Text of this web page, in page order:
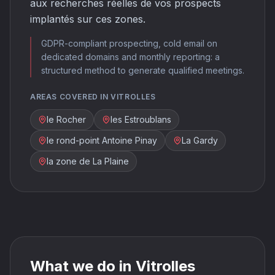
aux recherches réelles de vos prospects
implantés sur ces zones.
GDPR-compliant prospecting, cold email on
dedicated domains and monthly reporting: a
structured method to generate qualified meetings.
AREAS COVERED IN VITROLLES
le Rocher
les Estroublans
le rond-point Antoine Pinay
La Gardy
la zone de La Plaine
What we do in Vitrolles